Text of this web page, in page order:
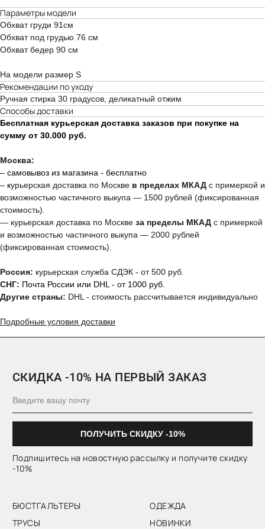
Параметры модели
Обхват груди 91см
Обхват под грудью 76 см
Обхват бедер 90 см
На модели размер S
Рекомендации по уходу
Ручная стирка 30 градусов, деликатный отжим
Способы доставки
Бесплатная курьерская доставка заказов при покупке на
сумму от 30.000 руб.
Москва:
– самовывоз из магазина - бесплатно
– курьерская доставка по Москве в пределах МКАД с примеркой и
возможностью частичного выкупа — 1500 рублей (фиксированная
стоимость).
— курьерская доставка по Москве за пределы МКАД с примеркой
и возможностью частичного выкупа — 2000 рублей
(фиксированная стоимость).
Россия: курьерская служба СДЭК - от 500 руб.
СНГ: Почта России или DHL - от 1000 руб.
Другие страны: DHL - стоимость рассчитывается индивидуально
Подробные условия доставки
ПРИМЕНЕНИЕ СКИДОК
FAQ
НАМЕКНУТЬ О ПОДАРКЕ
+7 (901) 538-34-24
Подарочный сертификат